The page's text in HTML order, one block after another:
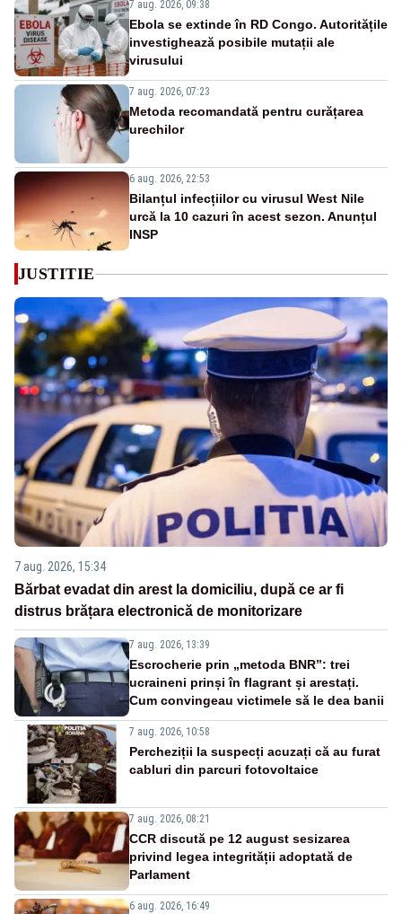
7 aug. 2026, 09:38
Ebola se extinde în RD Congo. Autoritățile
investighează posibile mutații ale
virusului
7 aug. 2026, 07:23
Metoda recomandată pentru curățarea
urechilor
6 aug. 2026, 22:53
Bilanțul infecțiilor cu virusul West Nile
urcă la 10 cazuri în acest sezon. Anunțul
INSP
JUSTITIE
7 aug. 2026, 15:34
Bărbat evadat din arest la domiciliu, după ce ar fi
distrus brățara electronică de monitorizare
7 aug. 2026, 13:39
Escrocherie prin „metoda BNR”: trei
ucraineni prinși în flagrant și arestați.
Cum convingeau victimele să le dea banii
7 aug. 2026, 10:58
Percheziții la suspecți acuzați că au furat
cabluri din parcuri fotovoltaice
7 aug. 2026, 08:21
CCR discută pe 12 august sesizarea
privind legea integrității adoptată de
Parlament
6 aug. 2026, 16:49